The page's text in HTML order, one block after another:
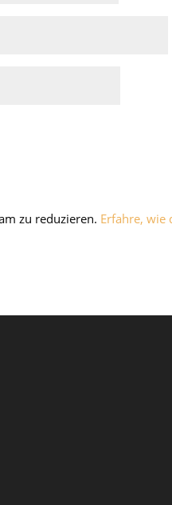
zu reduzieren. Erfahre, wie